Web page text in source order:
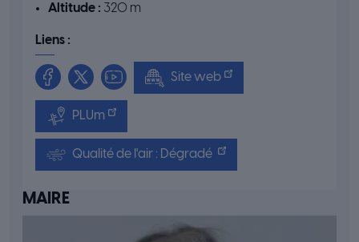
Altitude : 320 m
Liens :
Site web
PLUm
Qualité de l'air : Dégradé
MAIRE